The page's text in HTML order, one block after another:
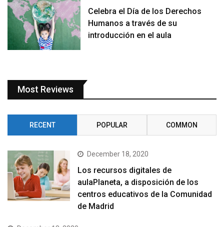
Celebra el Día de los Derechos
Humanos a través de su
introducción en el aula
Most Reviews
RECENT POPULAR COMMON
December 18, 2020
Los recursos digitales de
aulaPlaneta, a disposición de los
centros educativos de la Comunidad
de Madrid